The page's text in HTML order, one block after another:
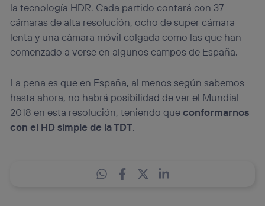
la tecnología HDR. Cada partido contará con 37
cámaras de alta resolución, ocho de super cámara
lenta y una cámara móvil colgada como las que han
comenzado a verse en algunos campos de España.
La pena es que en España, al menos según sabemos
hasta ahora, no habrá posibilidad de ver el Mundial
2018 en esta resolución, teniendo queconformarnos
con el HD simple de la TDT.